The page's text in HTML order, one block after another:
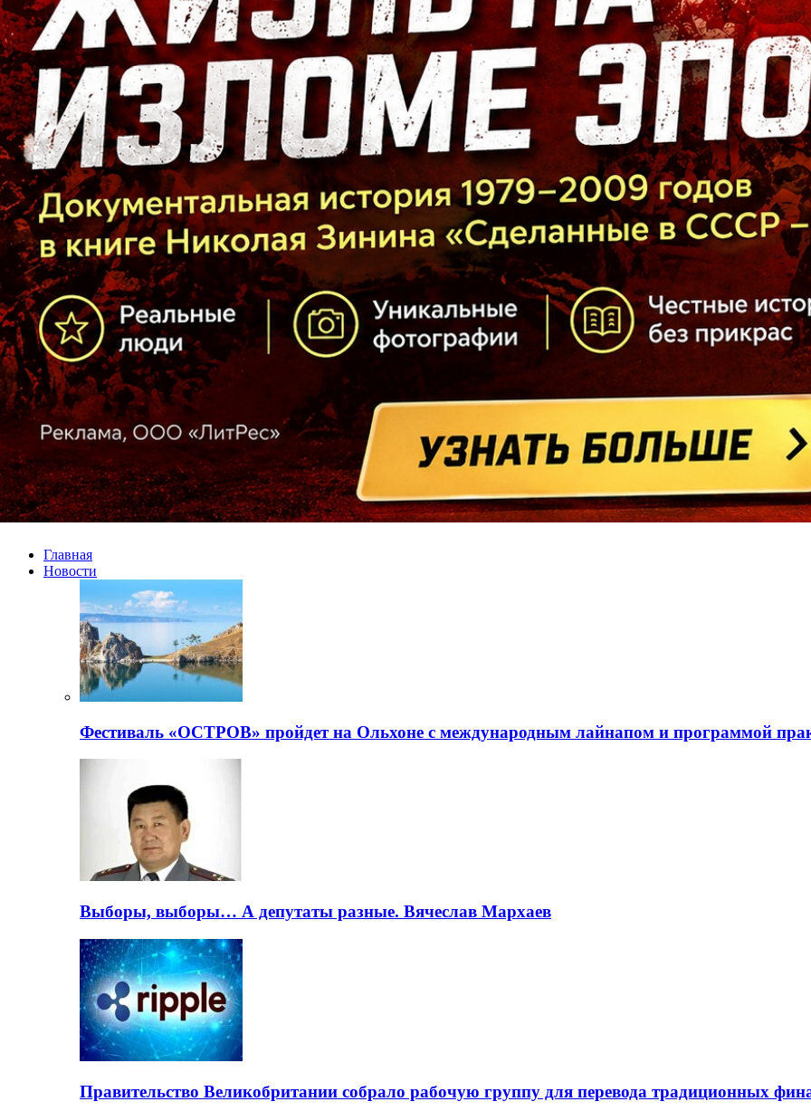
Главная
Новости
Фестиваль «ОСТРОВ» пройдет на Ольхоне с международным лайнапом и программой
Выборы, выборы… А депутаты разные. Вячеслав Мархаев
Правительство Великобритании собрало рабочую группу для перевода традиционных